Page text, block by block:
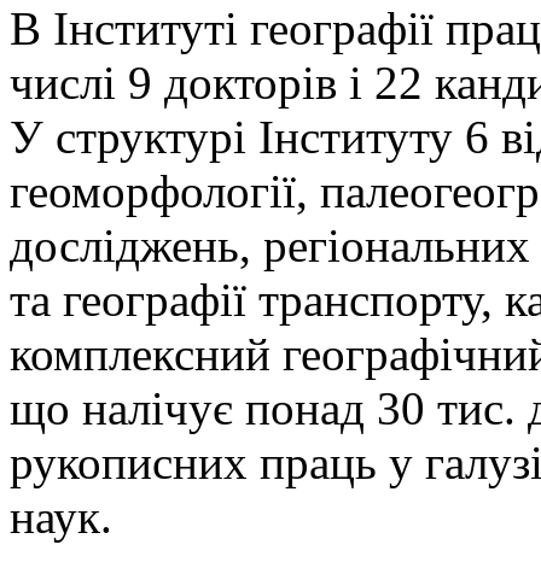
В Інституті географії
числі 9 докторів і 22
У структурі Інституту 6
геоморфології,
досліджень, регіональних
та географії транспорту,
комплексний
що налічує понад 30 тис.
рукописних праць у
наук.